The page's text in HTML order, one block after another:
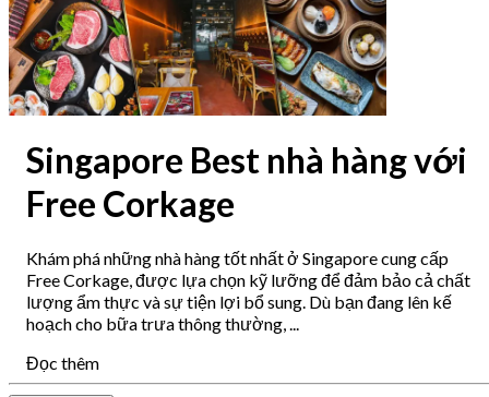
Singapore Best nhà hàng với
Free Corkage
Khám phá những nhà hàng tốt nhất ở Singapore cung cấp
Free Corkage, được lựa chọn kỹ lưỡng để đảm bảo cả chất
lượng ẩm thực và sự tiện lợi bổ sung. Dù bạn đang lên kế
hoạch cho bữa trưa thông thường, ...
Đọc thêm